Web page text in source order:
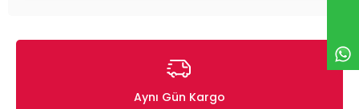
Aynı Gün Kargo